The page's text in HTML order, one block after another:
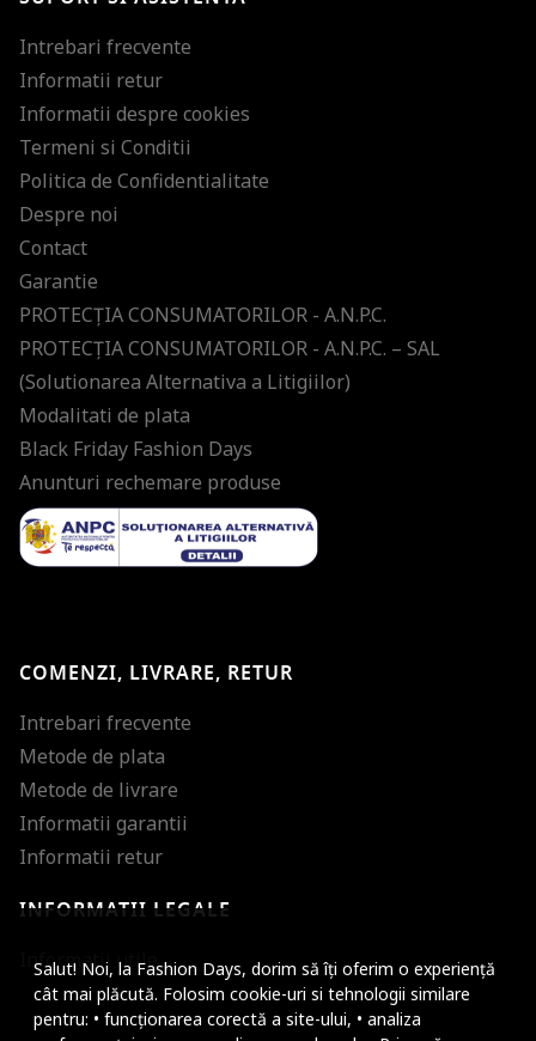
Salut! Noi, la Fashion Days, dorim să îți oferim o experiență
cât mai plăcută. Folosim cookie-uri si tehnologii similare
pentru: • funcționarea corectă a site-ului, • analiza
Intrebari frecvente
Informatii retur
Informatii despre cookies
Termeni si Conditii
Politica de Confidentialitate
Despre noi
Contact
Garantie
PROTECŢIA CONSUMATORILOR - A.N.P.C.
PROTECŢIA CONSUMATORILOR - A.N.P.C. – SAL
(Solutionarea Alternativa a Litigiilor)
Modalitati de plata
Black Friday Fashion Days
Anunturi rechemare produse
COMENZI, LIVRARE, RETUR
Intrebari frecvente
Metode de plata
Metode de livrare
Informatii garantii
Informatii retur
INFORMATII LEGALE
Informatii utile
Micsoreaza